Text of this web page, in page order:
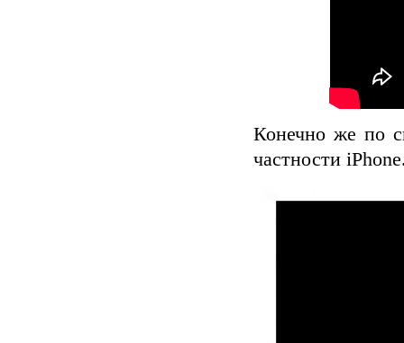
Конечно же по
частности